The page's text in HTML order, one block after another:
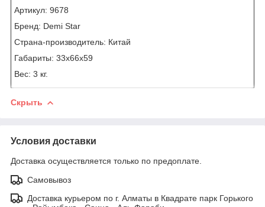
Артикул: 9678
Бренд: Demi Star
Страна-производитель: Китай
Габариты: 33х66х59
Вес: 3 кг.
Скрыть
Условия доставки
Доставка осуществляется только по предоплате.
Самовывоз
Доставка курьером по г. Алматы в Квадрате парк Горького